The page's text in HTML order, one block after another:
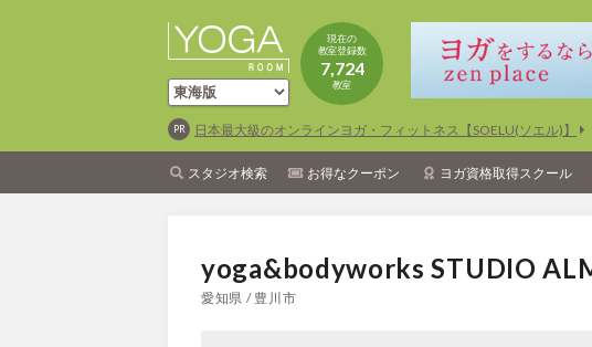
現在の
教室登録数
7,724
教室
日本最大級のオンラインヨガ・フィットネス【SOELU(ソエル)】
スタジオ検索 お得なクーポン ヨガ資格取得スクール
yoga&bodyworks STUDIO
愛知県 / 豊川市